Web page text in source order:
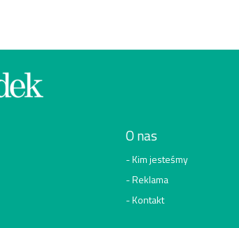
O nas
Kim jesteśmy
Reklama
Kontakt